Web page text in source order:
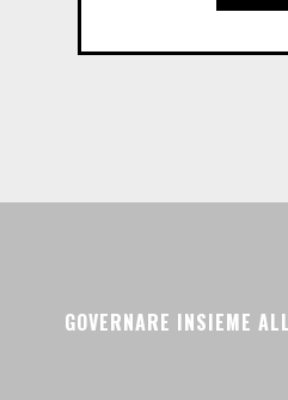
GOVERNARE INSIEME